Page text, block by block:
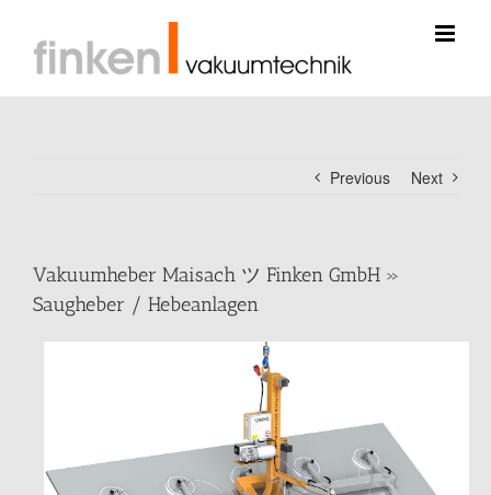
content
Previous Next
Vakuumheber Maisach ツ Finken GmbH »
Saugheber / Hebeanlagen